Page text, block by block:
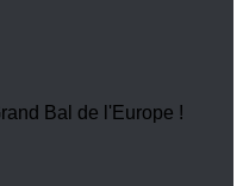
Bal de l'Europe !